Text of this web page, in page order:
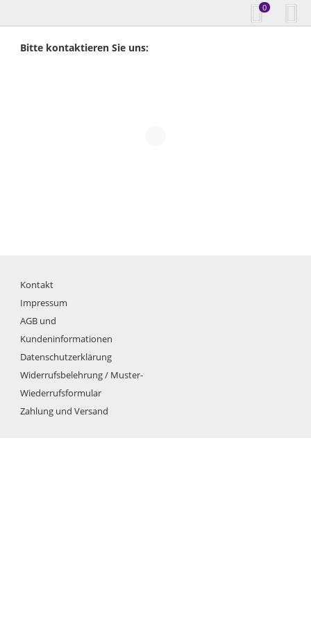
0
Bitte kontaktieren Sie uns:
Kontakt
Impressum
AGB und
Kundeninformationen
Datenschutzerklärung
Widerrufsbelehrung / Muster-
Wiederrufsformular
Zahlung und Versand